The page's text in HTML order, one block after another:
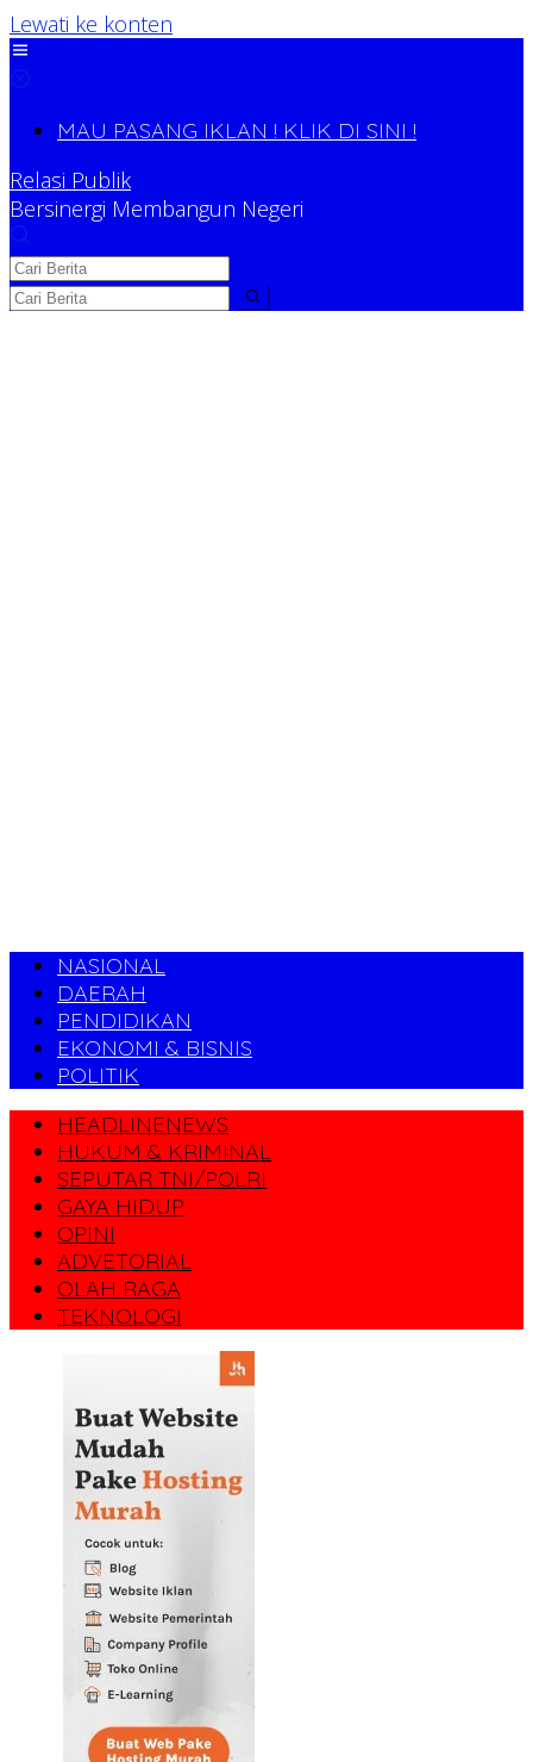
Lewati ke konten
MAU PASANG IKLAN ! KLIK DI SINI !
Relasi Publik
Bersinergi Membangun Negeri
NASIONAL
DAERAH
PENDIDIKAN
EKONOMI & BISNIS
POLITIK
HEADLINENEWS
HUKUM & KRIMINAL
SEPUTAR TNI/POLRI
GAYA HIDUP
OPINI
ADVETORIAL
OLAH RAGA
TEKNOLOGI